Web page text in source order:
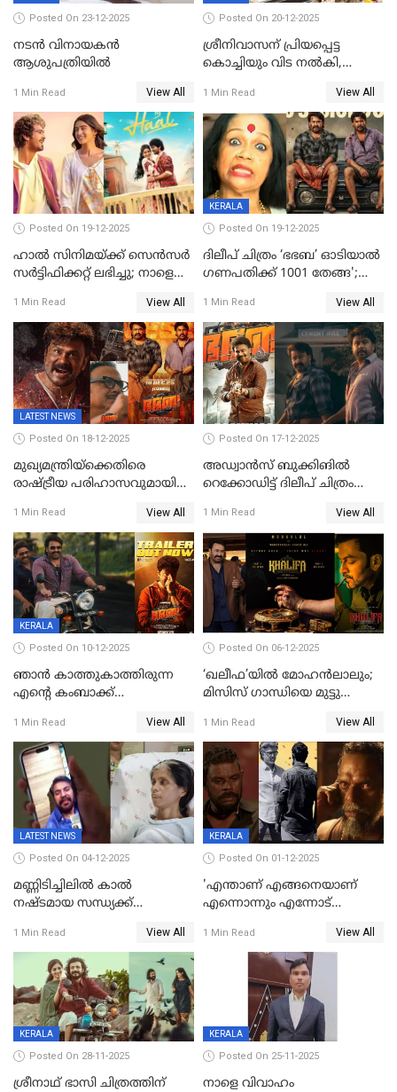
Posted On 23-12-2025
നടൻ വിനായകൻ
ആശുപത്രിയിൽ
1 Min Read View All
Posted On 20-12-2025
ശ്രീനിവാസന് പ്രിയപ്പെട്ട
കൊച്ചിയും വിട നൽകി,
സംസ്കാരം നാളെ
1 Min Read View All
Posted On 19-12-2025
ഹാല്‍ സിനിമയ്ക്ക് സെന്‍സര്‍
സര്‍ട്ടിഫിക്കറ്റ് ലഭിച്ചു; നാളെ
1 Min Read View All
KERALA
Posted On 19-12-2025
ദിലീപ് ചിത്രം ‘ഭഭബ’ ഓടിയാൽ
ഗണപതിക്ക് 1001 തേങ്ങ';
1 Min Read View All
LATEST NEWS
Posted On 18-12-2025
മുഖ്യമന്ത്രിയ്ക്കെതിരെ
രാഷ്ട്രീയ പരിഹാസവുമായി
1 Min Read View All
Posted On 17-12-2025
അഡ്വാൻസ് ബുക്കിങിൽ
റെക്കോഡിട്ട് ദിലീപ് ചിത്രം
റെക്കോർഡ് വിൽപ്പന;
മണിക്കൂറില്‍ വിറ്റത്
1000ത്തിന് മുകളിൽ ടിക്കറ്റ്
1 Min Read View All
KERALA
Posted On 10-12-2025
ഞാന്‍ കാത്തുകാത്തിരുന്ന
എന്റെ കംബാക്ക്
പുറത്ത്
1 Min Read View All
Posted On 06-12-2025
‘ഖലീഫ’യിൽ മോഹൻലാലും;
മിസിസ് ഗാന്ധിയെ മുട്ടു
അഹമ്മദ് അലിയായെത്തും
1 Min Read View All
LATEST NEWS
Posted On 04-12-2025
മണ്ണിടിച്ചിലിൽ കാല്‍
നഷ്ടമായ സന്ധ്യക്ക്
വീഡിയോകോൾ;
കൃത്രിമക്കാല്‍ നല്‍കാമെന്ന്
താരം, വീട്
നിര്‍മിക്കുന്നതിനുള്ള
ഇടപെടലും നടത്തും
1 Min Read View All
KERALA
Posted On 01-12-2025
'എന്താണ് എങ്ങനെയാണ്
എന്നൊന്നും എന്നോട്
താനുമുണ്ടെന്ന് വിനായകൻ
1 Min Read View All
KERALA
Posted On 28-11-2025
ശ്രീനാഥ് ഭാസി ചിത്രത്തിന്
KERALA
Posted On 25-11-2025
നാളെ വിവാഹം